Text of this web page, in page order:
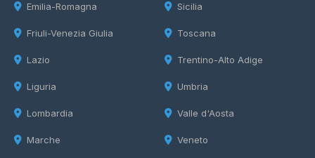
Emilia-Romagna
Friuli-Venezia Giulia
Lazio
Liguria
Lombardia
Marche
Sicilia
Toscana
Trentino-Alto Adige
Umbria
Valle d'Aosta
Veneto